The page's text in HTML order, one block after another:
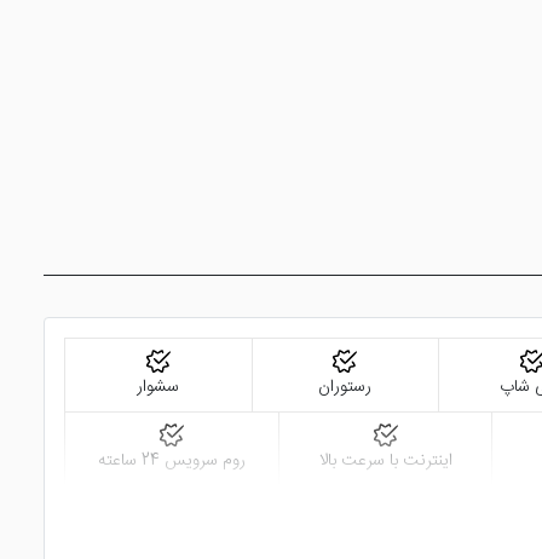
می باشند.
شاپ رستوران سشوار
اینترنت با سرعت بالا روم سرویس 24 ساعته